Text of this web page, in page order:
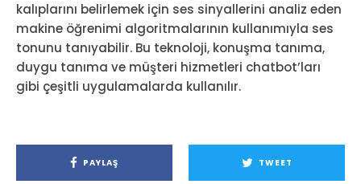
kalıplarını belirlemek için ses sinyallerini analiz eden
makine öğrenimi algoritmalarının kullanımıyla ses
tonunu tanıyabilir. Bu teknoloji, konuşma tanıma,
duygu tanıma ve müşteri hizmetleri chatbot’ları
gibi çeşitli uygulamalarda kullanılır.
PAYLAŞ TWEET